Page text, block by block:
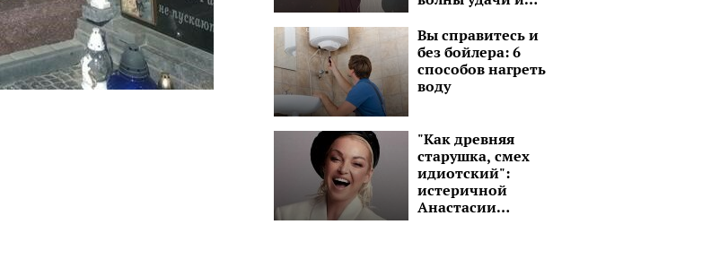
Вы справитесь и
без бойлера: 6
способов нагреть
воду
"Как древняя
старушка, смех
идиотский":
истеричной
Анастасии